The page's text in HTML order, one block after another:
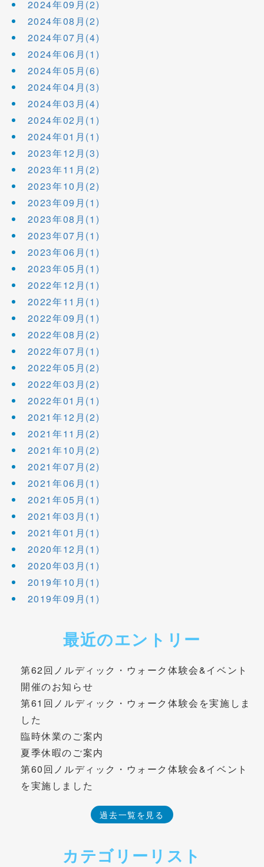
2024年09月(2)
2024年08月(2)
2024年07月(4)
2024年06月(1)
2024年05月(6)
2024年04月(3)
2024年03月(4)
2024年02月(1)
2024年01月(1)
2023年12月(3)
2023年11月(2)
2023年10月(2)
2023年09月(1)
2023年08月(1)
2023年07月(1)
2023年06月(1)
2023年05月(1)
2022年12月(1)
2022年11月(1)
2022年09月(1)
2022年08月(2)
2022年07月(1)
2022年05月(2)
2022年03月(2)
2022年01月(1)
2021年12月(2)
2021年11月(2)
2021年10月(2)
2021年07月(2)
2021年06月(1)
2021年05月(1)
2021年03月(1)
2021年01月(1)
2020年12月(1)
2020年03月(1)
2019年10月(1)
2019年09月(1)
最近のエントリー
第62回ノルディック・ウォーク体験会&イベント
開催のお知らせ
第61回ノルディック・ウォーク体験会を実施しま
した
臨時休業のご案内
夏季休暇のご案内
第60回ノルディック・ウォーク体験会&イベント
を実施しました
過去一覧を見る
カテゴリーリスト